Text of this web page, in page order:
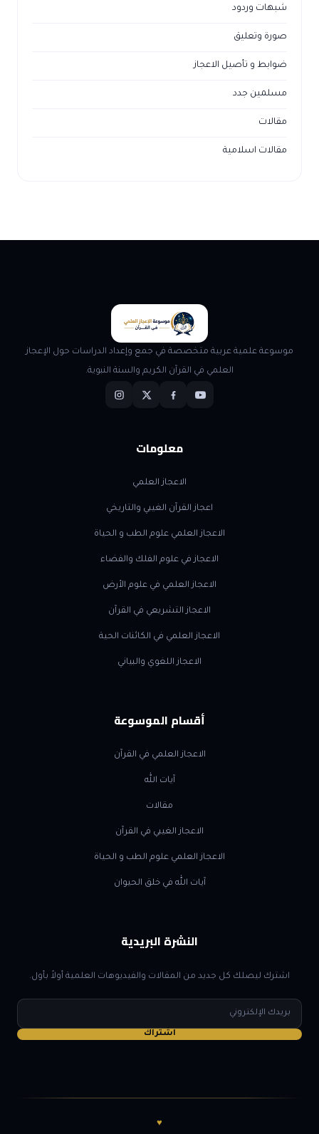
شبهات وردود
صورة وتعليق
ضوابط و تأصيل الاعجاز
مسلمين جدد
مقالات
مقالات اسلامية
موسوعة علمية عربية متخصصة في جمع وإعداد الدراسات حول الإعجاز
العلمي في القرآن الكريم والسنة النبوية.
معلومات
الاعجاز العلمي
اعجاز القرآن الغيبي والتاريخي
الاعجاز العلمي علوم الطب و الحياة
الاعجاز في علوم الفلك والفضاء
الاعجاز العلمي في علوم الأرض
الاعجاز التشريعي في القرآن
الاعجاز العلمي في الكائنات الحية
الاعجاز اللغوي والبياني
أقسام الموسوعة
الاعجاز العلمي في القرآن
آيات الله
مقالات
الاعجاز الغيبي في القرآن
الاعجاز العلمي علوم الطب و الحياة
آيات الله في خلق الحيوان
النشرة البريدية
اشترك ليصلك كل جديد من المقالات والفيديوهات العلمية أولاً بأول.
البريد
الإلكتروني
اشتراك
♥